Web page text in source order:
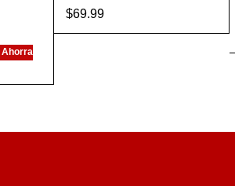
Ahorra
$69.99
AÑADIR AL CA
VISTA